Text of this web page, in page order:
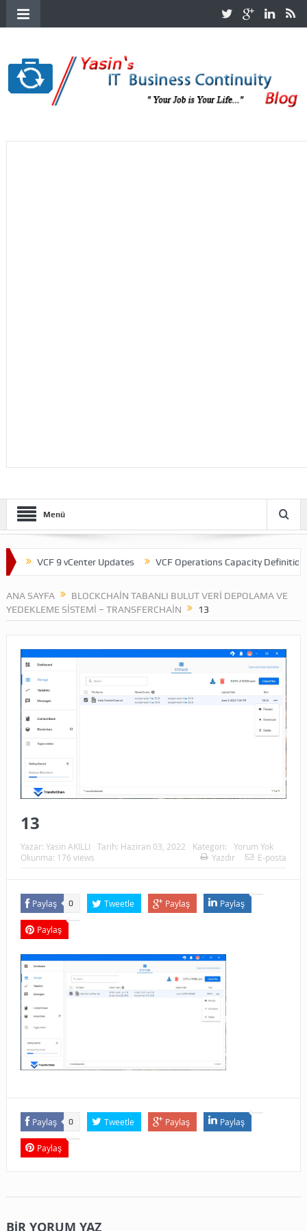
Menü
VCF 9 vCenter Updates VCF Operations Capacity Definitions
ANA SAYFA
BLOCKCHAIN TABANLI BULUT VERI DEPOLAMA VE
YEDEKLEME SISTEMI – TRANSFERCHAIN
13
13
Yazar: Yasin AKILLI Tarih: Haziran 03, 2022 Kategori:
Yorum Yok
Okunma: 176 views
Yazdır E-posta
Paylaş 0 Tweetle Paylaş Paylaş
Paylaş
Paylaş 0 Tweetle Paylaş Paylaş
Paylaş
BIR YORUM YAZ